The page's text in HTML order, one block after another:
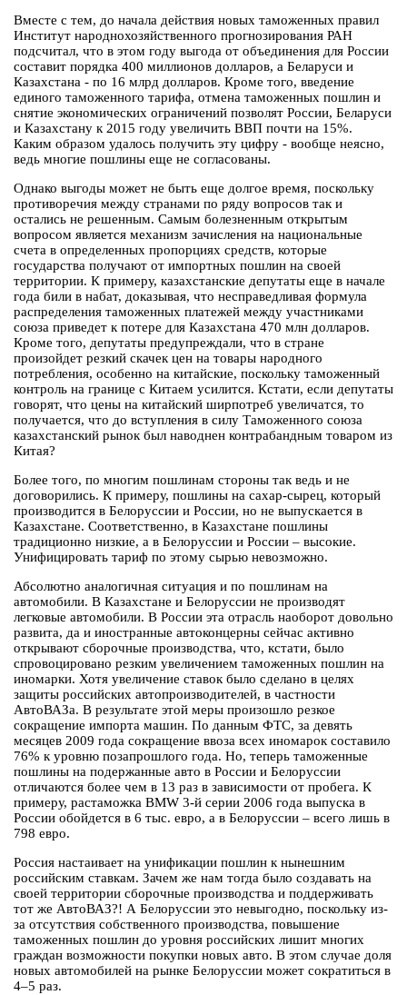
Вместе с тем, до начала действия новых таможенных правил
Институт народнохозяйственного прогнозирования РАН
подсчитал, что в этом году выгода от объединения для России
составит порядка 400 миллионов долларов, а Беларуси и
Казахстана - по 16 млрд долларов. Кроме того, введение
единого таможенного тарифа, отмена таможенных пошлин и
снятие экономических ограничений позволят России, Беларуси
и Казахстану к 2015 году увеличить ВВП почти на 15%.
Каким образом удалось получить эту цифру - вообще неясно,
ведь многие пошлины еще не согласованы.
Однако выгоды может не быть еще долгое время, поскольку
противоречия между странами по ряду вопросов так и
остались не решенным. Самым болезненным открытым
вопросом является механизм зачисления на национальные
счета в определенных пропорциях средств, которые
государства получают от импортных пошлин на своей
территории. К примеру, казахстанские депутаты еще в начале
года били в набат, доказывая, что несправедливая формула
распределения таможенных платежей между участниками
союза приведет к потере для Казахстана 470 млн долларов.
Кроме того, депутаты предупреждали, что в стране
произойдет резкий скачек цен на товары народного
потребления, особенно на китайские, поскольку таможенный
контроль на границе с Китаем усилится. Кстати, если депутаты
говорят, что цены на китайский ширпотреб увеличатся, то
получается, что до вступления в силу Таможенного союза
казахстанский рынок был наводнен контрабандным товаром из
Китая?
Более того, по многим пошлинам стороны так ведь и не
договорились. К примеру, пошлины на сахар-сырец, который
производится в Белоруссии и России, но не выпускается в
Казахстане. Соответственно, в Казахстане пошлины
традиционно низкие, а в Белоруссии и России – высокие.
Унифицировать тариф по этому сырью невозможно.
Абсолютно аналогичная ситуация и по пошлинам на
автомобили. В Казахстане и Белоруссии не производят
легковые автомобили. В России эта отрасль наоборот довольно
развита, да и иностранные автоконцерны сейчас активно
открывают сборочные производства, что, кстати, было
спровоцировано резким увеличением таможенных пошлин на
иномарки. Хотя увеличение ставок было сделано в целях
защиты российских автопроизводителей, в частности
АвтоВАЗа. В результате этой меры произошло резкое
сокращение импорта машин. По данным ФТС, за девять
месяцев 2009 года сокращение ввоза всех иномарок составило
76% к уровню позапрошлого года. Но, теперь таможенные
пошлины на подержанные авто в России и Белоруссии
отличаются более чем в 13 раз в зависимости от пробега. К
примеру, растаможка BMW 3-й серии 2006 года выпуска в
России обойдется в 6 тыс. евро, а в Белоруссии – всего лишь в
798 евро.
Россия настаивает на унификации пошлин к нынешним
российским ставкам. Зачем же нам тогда было создавать на
своей территории сборочные производства и поддерживать
тот же АвтоВАЗ?! А Белоруссии это невыгодно, поскольку из-
за отсутствия собственного производства, повышение
таможенных пошлин до уровня российских лишит многих
граждан возможности покупки новых авто. В этом случае доля
новых автомобилей на рынке Белоруссии может сократиться в
4–5 раз.